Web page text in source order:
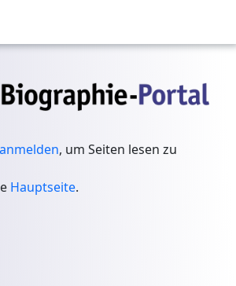
anmelden, um Seiten lesen zu
Hauptseite.